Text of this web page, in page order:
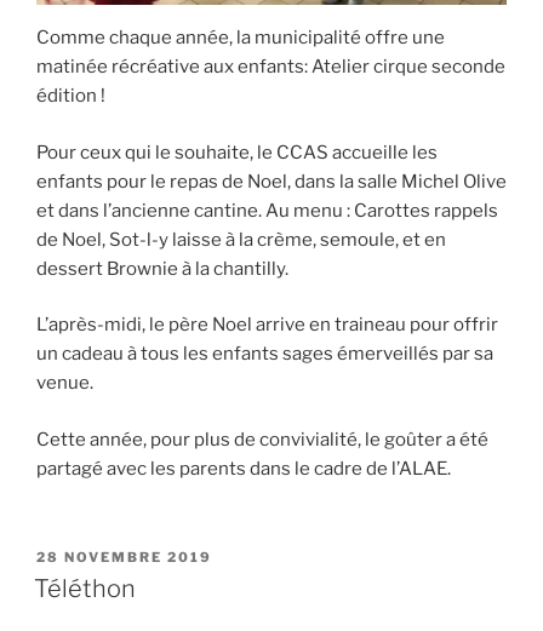
Comme chaque année, la municipalité offre une
matinée récréative aux enfants: Atelier cirque seconde
édition !
Pour ceux qui le souhaite, le CCAS accueille les
enfants pour le repas de Noel, dans la salle Michel Olive
et dans l’ancienne cantine. Au menu : Carottes rappels
de Noel, Sot-l-y laisse à la crème, semoule, et en
dessert Brownie à la chantilly.
L’après-midi, le père Noel arrive en traineau pour offrir
un cadeau à tous les enfants sages émerveillés par sa
venue.
Cette année, pour plus de convivialité, le goûter a été
partagé avec les parents dans le cadre de l’ALAE.
PUBLIÉ
LE
28 NOVEMBRE 2019
Téléthon